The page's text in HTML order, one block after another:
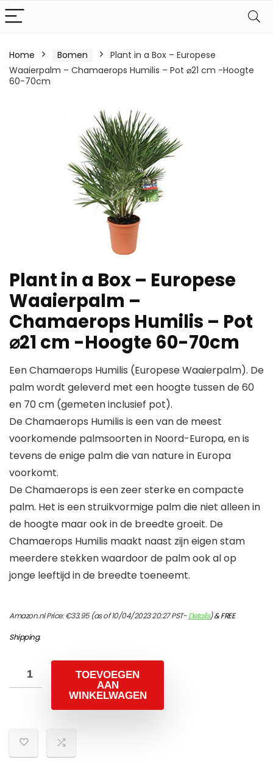
Home Bomen
Plant in a Box – Europese
Waaierpalm – Chamaerops Humilis – Pot ⌀21 cm -Hoogte
60-70cm
Plant in a Box – Europese
Waaierpalm –
Chamaerops Humilis – Pot
⌀21 cm -Hoogte 60-70cm
Een Chamaerops Humilis (Europese Waaierpalm). De
palm wordt geleverd met een hoogte tussen de 60
en 70 cm (gemeten inclusief pot).
De Chamaerops Humilis is een van de meest
voorkomende palmsoorten in Noord-Europa, en is
tevens de enige palm die van nature in Europa
voorkomt.
De Chamaerops is een zeer sterke en compacte
palm. Het is een struikvormige palm die niet alleen in
de hoogte maar ook in de breedte groeit. De
Chamaerops Humilis maakt naast zijn eigen stam
meerdere stekken waardoor de palm ook al op
jonge leeftijd in de breedte toeneemt.
Amazon.nl Price:€33.95(as of 10/04/2023 20:27 PST-Details)&FREE
Shipping.
TOEVOEGEN
AAN
WINKELWAGEN